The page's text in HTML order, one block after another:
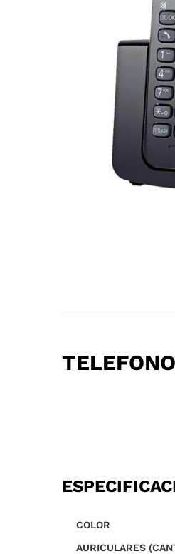
COLOR
AURICULARES